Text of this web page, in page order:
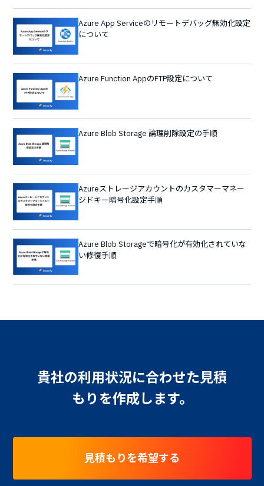
Azure App Serviceのリモートデバッグ無効化設定
について
Azure Function AppのFTP設定について
Azure Blob Storage 論理削除設定の手順
Azureストレージアカウントのカスタマーマネー
ジドキー暗号化設定手順
Azure Blob Storageで暗号化が有効化されていな
い修復手順
貴社の利用状況に合わせた見積
もりを作成します。
見積もりを希望する